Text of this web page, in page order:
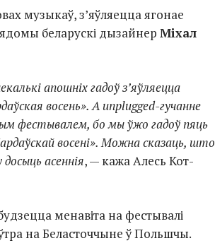
музыкаў, з’яўляецца ягонае
беларускі дызайнер Міхал
апошніх гадоў з’яўляецца
восень». А unplugged-гучанне
фестывалем, бо мы ўжо гадоў пяць
восені». Можна сказаць, што
асеннія, — кажа Алесь Кот-
менавіта на фестывалі
на Беласточчыне ў Польшчы.